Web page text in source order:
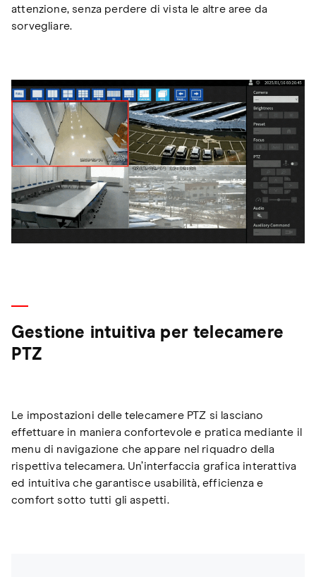
attenzione, senza perdere di vista le altre aree da
sorvegliare.
Gestione intuitiva per telecamere
PTZ
Le impostazioni delle telecamere PTZ si lasciano
effettuare in maniera confortevole e pratica mediante il
menu di navigazione che appare nel riquadro della
rispettiva telecamera. Un’interfaccia grafica interattiva
ed intuitiva che garantisce usabilità, efficienza e
comfort sotto tutti gli aspetti.